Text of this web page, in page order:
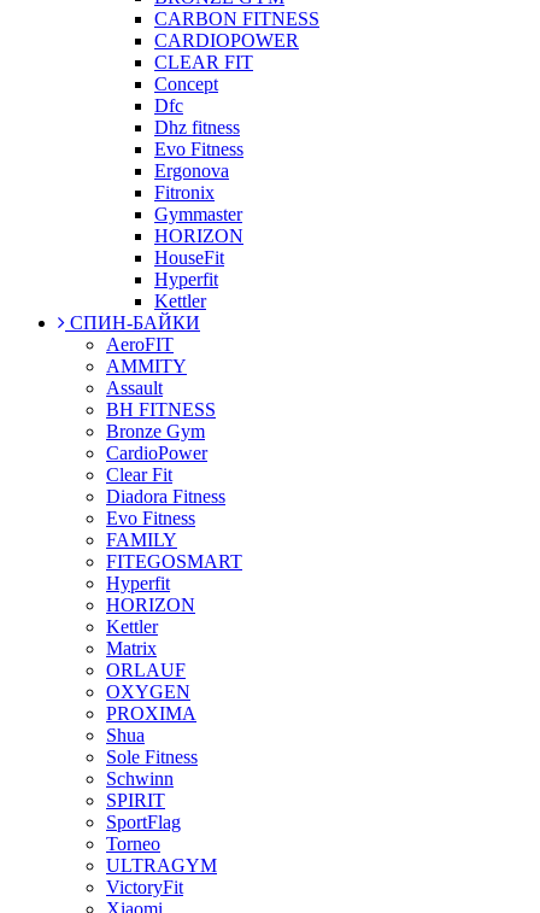
CARBON FITNESS
CARDIOPOWER
CLEAR FIT
Concept
Dfc
Dhz fitness
Evo Fitness
Ergonova
Fitronix
Gymmaster
HORIZON
HouseFit
Hyperfit
Kettler
СПИН-БАЙКИ
AeroFIT
AMMITY
Assault
BH FITNESS
Bronze Gym
CardioPower
Clear Fit
Diadora Fitness
Evo Fitness
FAMILY
FITEGOSMART
Hyperfit
HORIZON
Kettler
Matrix
ORLAUF
OXYGEN
PROXIMA
Shua
Sole Fitness
Schwinn
SPIRIT
SportFlag
Torneo
ULTRAGYM
VictoryFit
Xiaomi